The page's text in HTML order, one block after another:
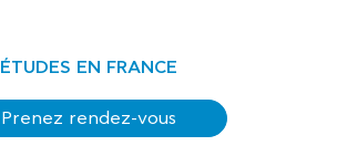
ÉTUDES EN FRANCE
Prenez rendez-vous